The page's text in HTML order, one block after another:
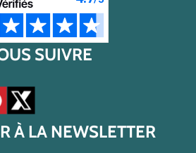
SUIVRE
YouTube
compte Instagram
à notre page Facebook
à notre compte Pinterest
Accéder à notre compte Twitter/X
À LA NEWSLETTER